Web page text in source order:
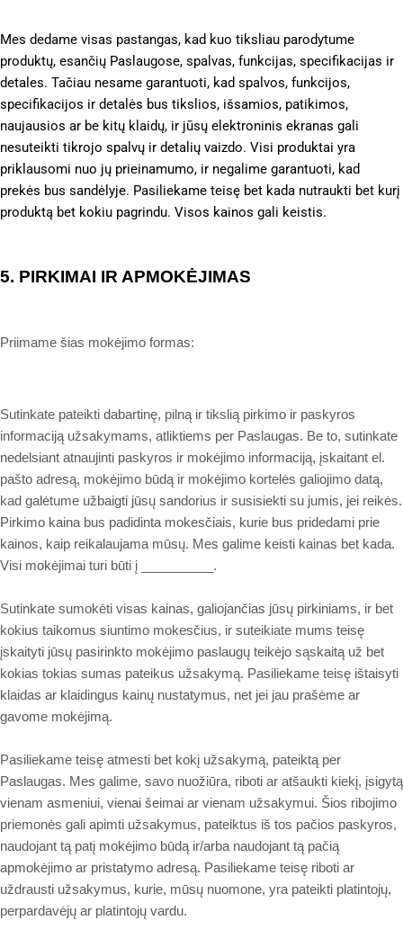
Mes dedame visas pastangas, kad kuo tiksliau parodytume
produktų, esančių Paslaugose, spalvas, funkcijas, specifikacijas ir
detales. Tačiau nesame garantuoti, kad spalvos, funkcijos,
specifikacijos ir detalės bus tikslios, išsamios, patikimos,
naujausios ar be kitų klaidų, ir jūsų elektroninis ekranas gali
nesuteikti tikrojo spalvų ir detalių vaizdo. Visi produktai yra
priklausomi nuo jų prieinamumo, ir negalime garantuoti, kad
prekės bus sandėlyje. Pasiliekame teisę bet kada nutraukti bet kurį
produktą bet kokiu pagrindu. Visos kainos gali keistis.
5. PIRKIMAI IR APMOKĖJIMAS
Priimame šias mokėjimo formas:
Sutinkate pateikti dabartinę, pilną ir tikslią pirkimo ir paskyros
informaciją užsakymams, atliktiems per Paslaugas. Be to, sutinkate
nedelsiant atnaujinti paskyros ir mokėjimo informaciją, įskaitant el.
pašto adresą, mokėjimo būdą ir mokėjimo kortelės galiojimo datą,
kad galėtume užbaigti jūsų sandorius ir susisiekti su jumis, jei reikės.
Pirkimo kaina bus padidinta mokesčiais, kurie bus pridedami prie
kainos, kaip reikalaujama mūsų. Mes galime keisti kainas bet kada.
Visi mokėjimai turi būti į __________.
Sutinkate sumokėti visas kainas, galiojančias jūsų pirkiniams, ir bet
kokius taikomus siuntimo mokesčius, ir suteikiate mums teisę
įskaityti jūsų pasirinkto mokėjimo paslaugų teikėjo sąskaitą už bet
kokias tokias sumas pateikus užsakymą. Pasiliekame teisę ištaisyti
klaidas ar klaidingus kainų nustatymus, net jei jau prašėme ar
gavome mokėjimą.
Pasiliekame teisę atmesti bet kokį užsakymą, pateiktą per
Paslaugas. Mes galime, savo nuožiūra, riboti ar atšaukti kiekį, įsigytą
vienam asmeniui, vienai šeimai ar vienam užsakymui. Šios ribojimo
priemonės gali apimti užsakymus, pateiktus iš tos pačios paskyros,
naudojant tą patį mokėjimo būdą ir/arba naudojant tą pačią
apmokėjimo ar pristatymo adresą. Pasiliekame teisę riboti ar
uždrausti užsakymus, kurie, mūsų nuomone, yra pateikti platintojų,
perpardavėjų ar platintojų vardu.